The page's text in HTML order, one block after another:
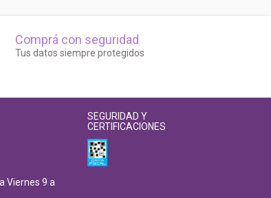
Comprá con seguridad
Tus datos siempre protegidos
Viernes 9 a
SEGURIDAD Y
CERTIFICACIONES